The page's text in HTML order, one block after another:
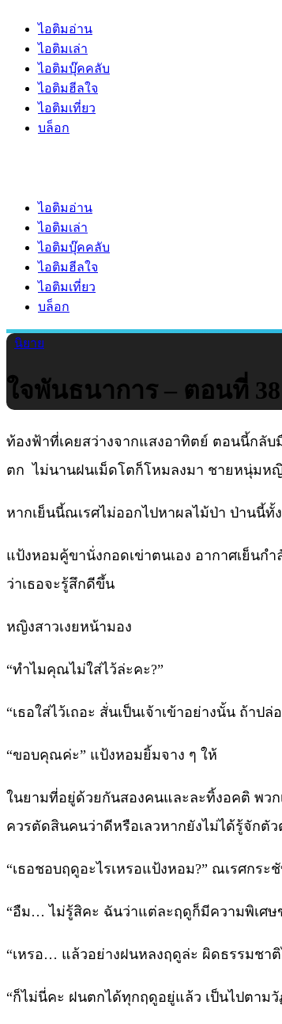
ไอติมอ่าน
ไอติมเล่า
ไอติมบุ๊คคลับ
ไอติมฮีลใจ
ไอติมเที่ยว
บล็อก
ไอติมอ่าน
ไอติมเล่า
ไอติมบุ๊คคลับ
ไอติมฮีลใจ
ไอติมเที่ยว
บล็อก
นิยาย
ใจพันธนาการ – ตอนที่ 38
ท้องฟ้าที่เคยสว่างจากแสงอาทิตย์ ตอนนี้กลั
ตก ไม่นานฝนเม็ดโตก็โหมลงมา ชายหนุ่มห
หากเย็นนี้ณเรศไม่ออกไปหาผลไม้ป่า ป่านนี้
แป้งหอมคู้ขานั่งกอดเข่าตนเอง อากาศเย็นก
ว่าเธอจะรู้สึกดีขึ้น
หญิงสาวเงยหน้ามอง
“ทำไมคุณไม่ใส่ไว้ล่ะคะ?”
“เธอใส่ไว้เถอะ สั่นเป็นเจ้าเข้าอย่างนั้น ถ้าป
“ขอบคุณค่ะ” แป้งหอมยิ้มจาง ๆ ให้
ในยามที่อยู่ด้วยกันสองคนและละทิ้งอคติ พว
ควรตัดสินคนว่าดีหรือเลวหากยังไม่ได้รู้จักตั
“เธอชอบฤดูอะไรเหรอแป้งหอม?” ณเรศกร
“อืม… ไม่รู้สิคะ ฉันว่าแต่ละฤดูก็มีความพิเศษ
“เหรอ… แล้วอย่างฝนหลงฤดูล่ะ ผิดธรรมชาติ
“ก็ไม่นี่คะ ฝนตกได้ทุกฤดูอยู่แล้ว เป็นไปตามวั